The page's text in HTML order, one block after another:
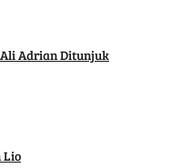
Adrian Ditunjuk
Lio